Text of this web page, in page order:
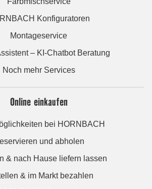
Konfiguratoren
Montageservice
– KI-Chatbot Beratung
Noch mehr Services
Online einkaufen
bei HORNBACH
und abholen
& nach Hause liefern lassen
& im Markt bezahlen